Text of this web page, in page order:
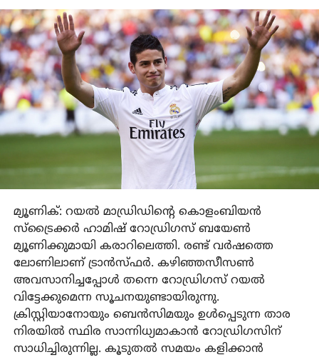
മ്യൂണിക്: റയല്‍ മാഡ്രിഡിന്റെ കൊളംബിയന്‍
സ്‌ട്രൈക്കര്‍ ഹാമിഷ് റോഡ്രിഗസ് ബയേണ്‍
മ്യൂണിക്കുമായി കരാറിലെത്തി. രണ്ട് വര്‍ഷത്തെ
ലോണിലാണ് ട്രാന്‍സ്ഫര്‍. കഴിഞ്ഞസീസണ്‍
അവസാനിച്ചപ്പോള്‍ തന്നെ റോഡ്രിഗസ് റയല്‍
വിട്ടേക്കുമെന്ന സൂചനയുണ്ടായിരുന്നു.
ക്രിസ്റ്റിയാനോയും ബെന്‍സിമയും ഉള്‍പ്പെടുന്ന താര
നിരയില്‍ സ്ഥിര സാന്നിധ്യമാകാന്‍ റോഡ്രിഗസിന്
സാധിച്ചിരുന്നില്ല. കൂടുതല്‍ സമയം കളിക്കാന്‍